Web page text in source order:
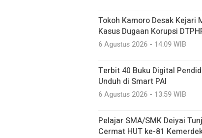
Tokoh Kamoro Desak Kejari
Kasus Dugaan Korupsi
6 Agustus 2026 - 14:09 WIB
Terbit 40 Buku Digital
Unduh di Smart PAI
6 Agustus 2026 - 13:59 WIB
Pelajar SMA/SMK Deiyai
Cermat HUT ke-81